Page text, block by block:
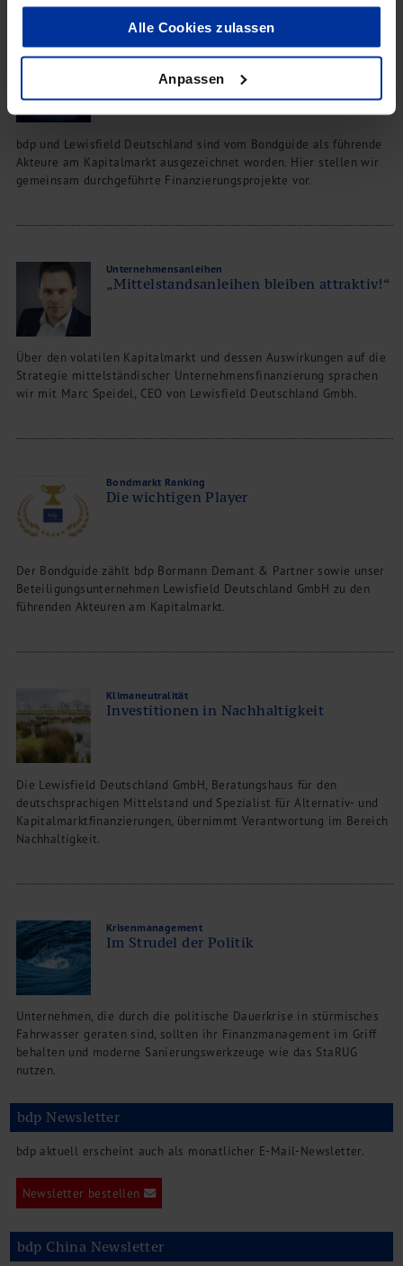
Alle Cookies zulassen
Anpassen
Verwandte Beiträge
bdp und Lewisfield Deutschland
Kapital für den Mittelstand
bdp und Lewisfield Deutschland sind vom Bondguide als führende
Akteure am Kapitalmarkt ausgezeichnet worden. Hier stellen wir
gemeinsam durchgeführte Finanzierungsprojekte vor.
Unternehmensanleihen
„Mittelstandsanleihen bleiben attraktiv!“
Über den volatilen Kapitalmarkt und dessen Auswirkungen auf die
Strategie mittelständischer Unternehmensfinanzierung sprachen
wir mit Marc Speidel, CEO von Lewisfield Deutschland Gmbh.
Bondmarkt Ranking
Die wichtigen Player
Der Bondguide zählt bdp Bormann Demant & Partner sowie unser
Beteiligungsunternehmen Lewisfield Deutschland GmbH zu den
führenden Akteuren am Kapitalmarkt.
Klimaneutralität
Investitionen in Nachhaltigkeit
Die Lewisfield Deutschland GmbH, Beratungshaus für den
deutschsprachigen Mittelstand und Spezialist für Alternativ- und
Kapitalmarktfinanzierungen, übernimmt Verantwortung im Bereich
Nachhaltigkeit.
Krisenmanagement
Im Strudel der Politik
Unternehmen, die durch die politische Dauerkrise in stürmisches
Fahrwasser geraten sind, sollten ihr Finanzmanagement im Griff
behalten und moderne Sanierungswerkzeuge wie das StaRUG
nutzen.
bdp Newsletter
bdp aktuell erscheint auch als monatlicher E-Mail-Newsletter.
Newsletter bestellen
bdp China Newsletter